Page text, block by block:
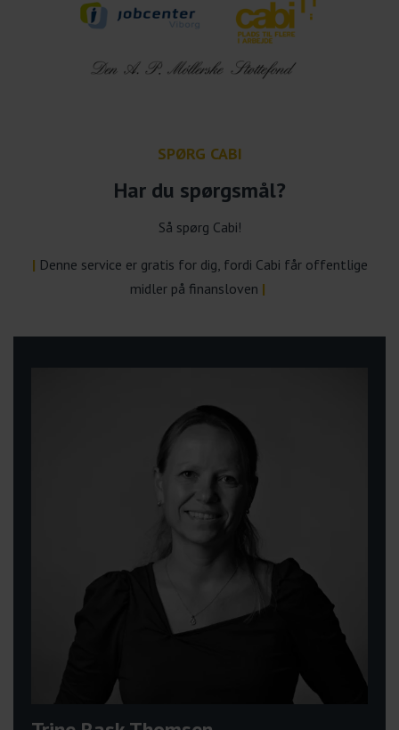
SPØRG CABI
Har du spørgsmål?
Så spørg Cabi!
| Denne service er gratis for dig, fordi Cabi får offentlige
midler på finansloven |